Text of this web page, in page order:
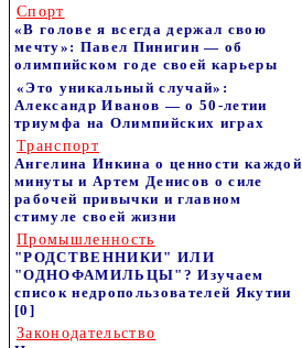
Спорт
«В голове я всегда держал свою
мечту»: Павел Пинигин — об
олимпийском годе своей карьеры
«Это уникальный случай»:
Александр Иванов — о 50-летии
триумфа на Олимпийских играх
Транспорт
Ангелина Инкина о ценности каждой
минуты и Артем Денисов о силе
рабочей привычки и главном
стимуле своей жизни
Промышленность
"РОДСТВЕННИКИ" ИЛИ
"ОДНОФАМИЛЬЦЫ"? Изучаем
список недропользователей Якутии
[0]
Законодательство